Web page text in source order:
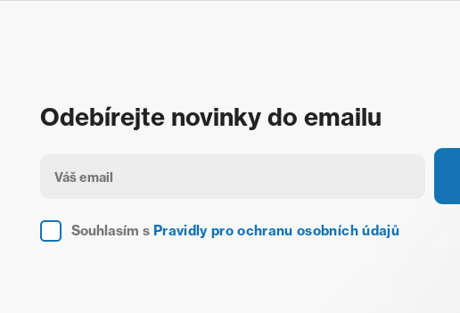
Odebírejte novinky do emailu
Souhlasím s Pravidly pro ochranu osobních údajů